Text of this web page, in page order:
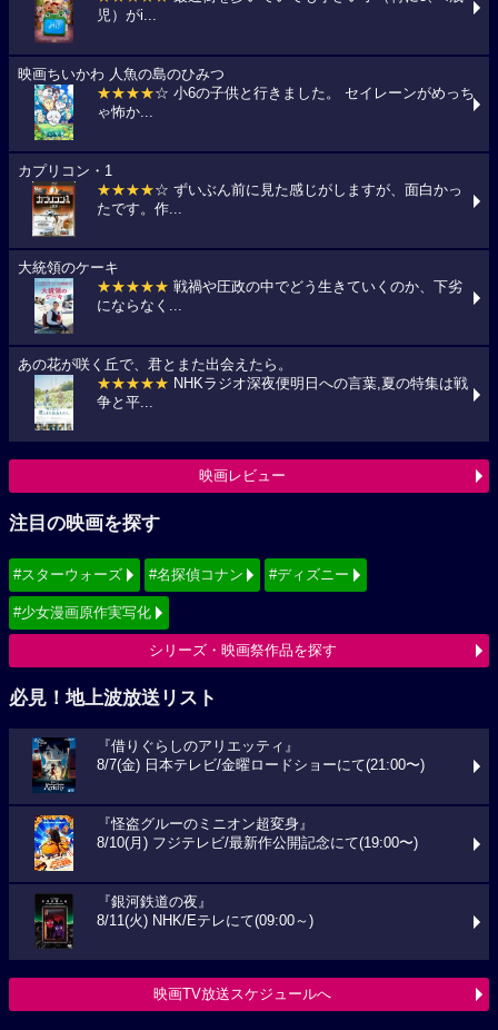
児）がi...
映画ちいかわ 人魚の島のひみつ
★★★★☆ 小6の子供と行きました。 セイレーンがめっち
ゃ怖か...
カプリコン・1
★★★★☆ ずいぶん前に見た感じがしますが、面白かっ
たです。作...
大統領のケーキ
★★★★★ 戦禍や圧政の中でどう生きていくのか、下劣
にならなく...
あの花が咲く丘で、君とまた出会えたら。
★★★★★ NHKラジオ深夜便明日への言葉,夏の特集は戦
争と平...
映画レビュー
注目の映画を探す
#スターウォーズ #名探偵コナン #ディズニー
#少女漫画原作実写化
シリーズ・映画祭作品を探す
必見！地上波放送リスト
『借りぐらしのアリエッティ』
8/7(金) 日本テレビ/金曜ロードショーにて(21:00〜)
『怪盗グルーのミニオン超変身』
8/10(月) フジテレビ/最新作公開記念にて(19:00〜)
『銀河鉄道の夜』
8/11(火) NHK/Eテレにて(09:00～)
映画TV放送スケジュールへ